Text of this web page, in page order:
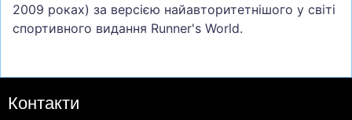
2009 роках) за версією найавторитетнішого у світі
спортивного видання Runner's World.
Контакти